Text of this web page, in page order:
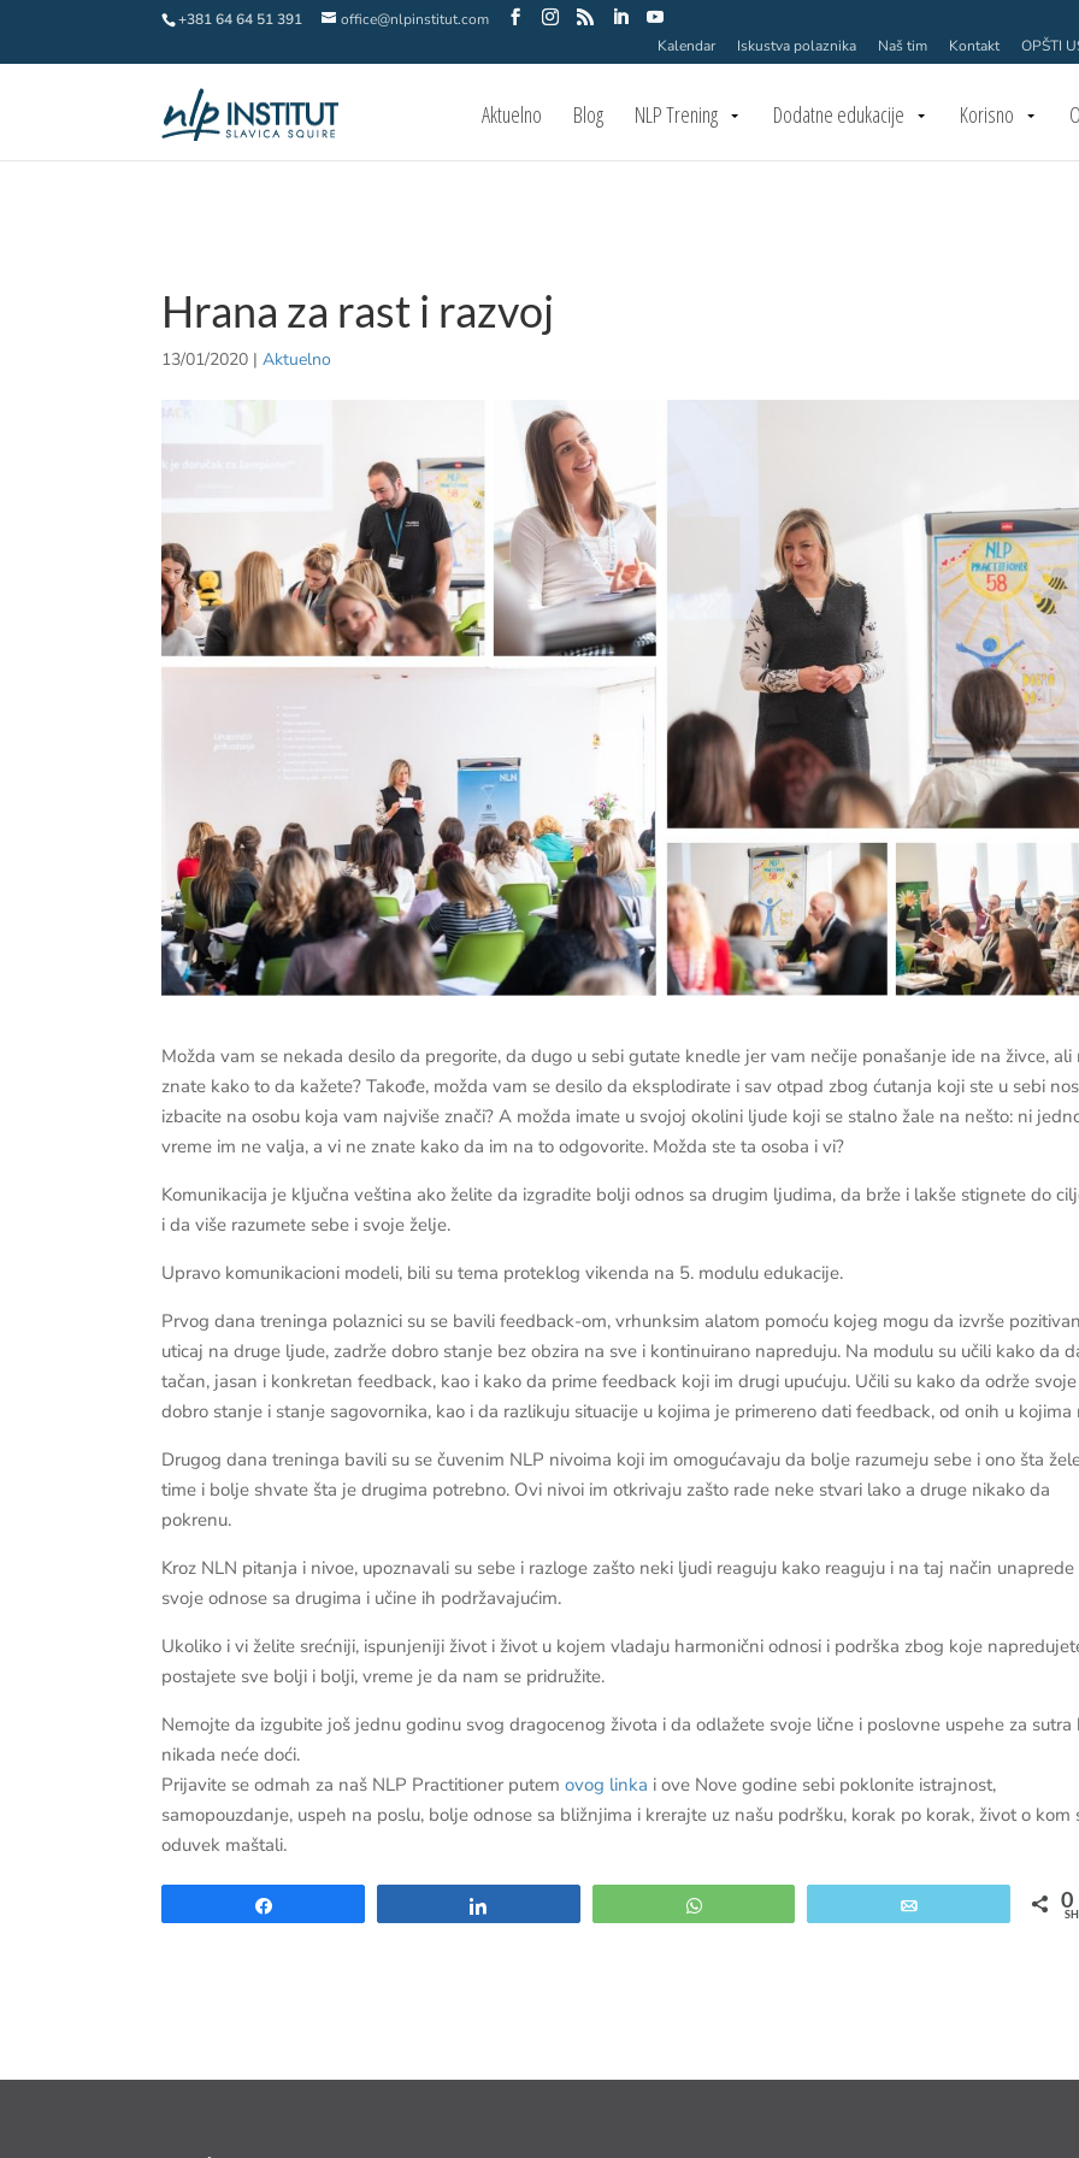
+381 64 64 51 391
office@nlpinstitut.com
Kalendar
Iskustva polaznika Naš tim Kontakt OPŠTI
Aktuelno Blog NLP Trening Dodatne edukacije Korisno
Hrana za rast i razvoj
13/01/2020 |Aktuelno
Možda vam se nekada desilo da pregorite, da dugo u sebi gutate knedle jer vam nečije ponašanje ide na živce, ali
znate kako to da kažete? Takođe, možda vam se desilo da eksplodirate i sav otpad zbog ćutanja koji ste u sebi
izbacite na osobu koja vam najviše znači? A možda imate u svojoj okolini ljude koji se stalno žale na nešto: ni
vreme im ne valja, a vi ne znate kako da im na to odgovorite. Možda ste ta osoba i vi?
Komunikacija je ključna veština ako želite da izgradite bolji odnos sa drugim ljudima, da brže i lakše stignete do
i da više razumete sebe i svoje želje.
Upravo komunikacioni modeli, bili su tema proteklog vikenda na 5. modulu edukacije.
Prvog dana treninga polaznici su se bavili feedback-om, vrhunksim alatom pomoću kojeg mogu da izvrše pozitivan
uticaj na druge ljude, zadrže dobro stanje bez obzira na sve i kontinuirano napreduju. Na modulu su učili kako da
tačan, jasan i konkretan feedback, kao i kako da prime feedback koji im drugi upućuju. Učili su kako da održe svoje
dobro stanje i stanje sagovornika, kao i da razlikuju situacije u kojima je primereno dati feedback, od onih u kojima
Drugog dana treninga bavili su se čuvenim NLP nivoima koji im omogućavaju da bolje razumeju sebe i ono šta
time i bolje shvate šta je drugima potrebno. Ovi nivoi im otkrivaju zašto rade neke stvari lako a druge nikako da
pokrenu.
Kroz NLN pitanja i nivoe, upoznavali su sebe i razloge zašto neki ljudi reaguju kako reaguju i na taj način unaprede
svoje odnose sa drugima i učine ih podržavajućim.
Ukoliko i vi želite srećniji, ispunjeniji život i život u kojem vladaju harmonični odnosi i podrška zbog koje
postajete sve bolji i bolji, vreme je da nam se pridružite.
Nemojte da izgubite još jednu godinu svog dragocenog života i da odlažete svoje lične i poslovne uspehe za sutra
nikada neće doći.
Prijavite se odmah za naš NLP Practitioner putemovog linka i ove Nove godine sebi poklonite istrajnost,
samopouzdanje, uspeh na poslu, bolje odnose sa bližnjima i krerajte uz našu podršku, korak po korak, život o kom
oduvek maštali.
0